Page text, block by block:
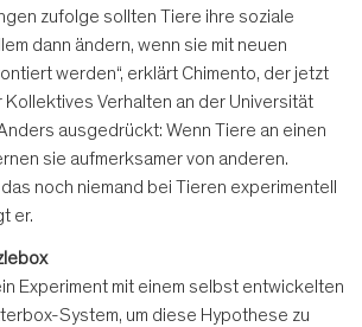
zufolge sollten Tiere ihre soziale
dann ändern, wenn sie mit neuen
werden“, erklärt Chimento, der jetzt
Kollektives Verhalten an der Universität
ausgedrückt: Wenn Tiere an einen
sie aufmerksamer von anderen.
noch niemand bei Tieren experimentell
er.
Experiment mit einem selbst entwickelten
System, um diese Hypothese zu